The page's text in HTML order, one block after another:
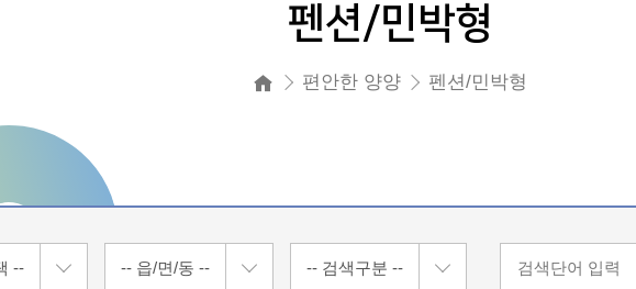
펜션/민박형
편안한 양양 펜션/민박형